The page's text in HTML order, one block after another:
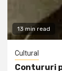
13 min read
Cultural
Contururi